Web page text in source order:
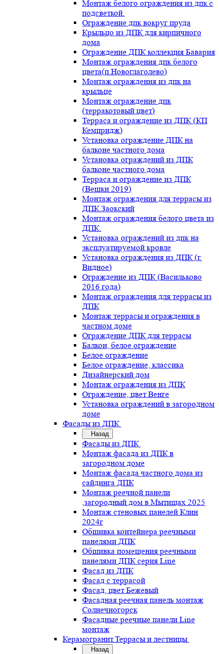
Монтаж белого ограждения из дпк с
подсветкой.
Ограждение дпк вокруг пруда
Крыльцо из ДПК для кирпичного
дома
Ограждение ДПК коллекция Бавария
Монтаж ограждения дпк белого
цвета(п.Новоглаголево)
Монтаж ограждения из дпк на
крыльце
Монтаж ограждение дпк
(терракотовый цвет)
Терраса и ограждение из ДПК (КП
Кемпридж)
Установка ограждение ДПК на
балконе частного дома
Установка ограждений из ДПК
балконе частного дома
Терраса и ограждение из ДПК
(Вешки 2019)
Монтаж ограждения для террасы из
ДПК.Заокский
Монтаж ограждения белого цвета из
ДПК.
Установка ограждений из дпк на
эксплуатируемой кровле
Установка ограждения из ДПК (г.
Видное)
Ограждение из ДПК (Васильково
2016 года)
Монтаж ограждения для террасы из
ДПК
Монтаж террасы и ограждения в
частном доме
Ограждение ДПК для террасы
Балкон, белое ограждение
Белое ограждение
Белое ограждение, классика
Дизайнерский дом
Монтаж ограждения из ДПК
Ограждение, цвет Венге
Установка ограждений в загородном
доме
Фасады из ДПК
Назад
Фасады из ДПК
Монтаж фасада из ДПК в
загородном доме
Монтаж фасада частного дома из
сайдинга ДПК
Монтаж реечной панели
,загородный дом в Мытищах 2025
Монтаж стеновых панелей Клин
2024г
Обшивка контейнера реечными
панелями ДПК
Обшивка помещения реечными
панелями ДПК серия Line
Фасад из ДПК
Фасад с террасой
Фасад, цвет Бежевый
Фасадная реечная панель монтаж
Солнечногорск
Фасадные реечные панели Line
монтаж
Керамогранит.Террасы и лестницы
Назад